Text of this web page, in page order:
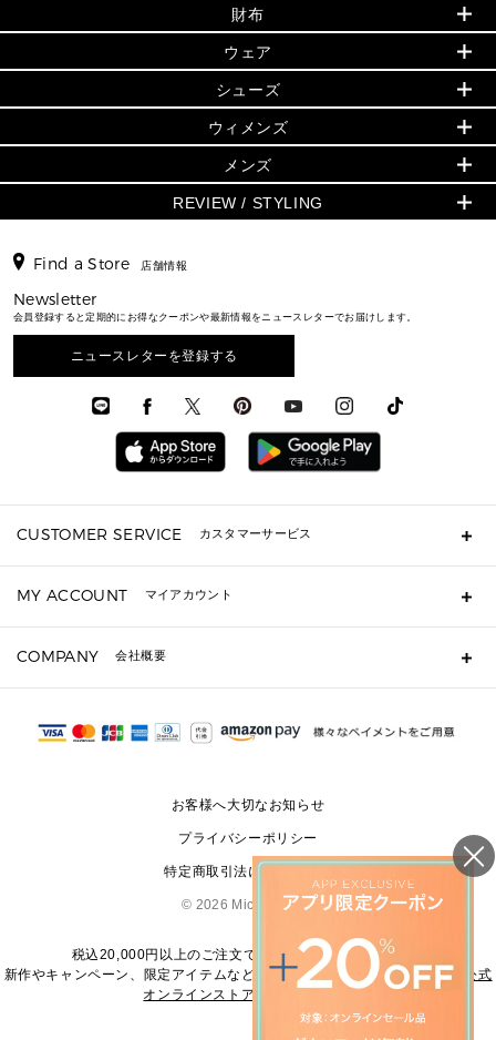
小物
シューズ・靴
ウェア
アクセサリー
時計
▶ メンズ
バッグ
時計
追加アイテム
▶ ウィメンズすべて(ウェア・シューズ除く)
バッグ
財布・小物
ウェア
シューズ
時計・ジュエリー
メンズ バッグ
メンズ 財布・小物
メンズ ウェア
メンズ 時計・その他
▶ すべて
▶ ウィメンズすべて
財布・小物
アクセサリー
フレグランス
シューズ
メンズ財布・小物
メンズアクセサリー
メンズシューズ
メンズウェア
人気の定番アイテム
日本限定 - バッグ
▶ ウィメンズすべて
トートバッグ
ショルダーバッグ
クロスボディ・斜め掛け
3 IN 1 / 2 IN 1 バッグ
▶ メンズすべて
財布
日本限定 - 財布・小物
▶ ウィメンズすべて
GREENWICH
折り財布(二つ折り・三つ折り)
長財布
お財布レビュー ▸
ウェア
▶ ウィメンズすべて
トップス
スカート・パンツ
ジャケット・アウター
シューズ
▶ ウィメンズすべて
サンダル
スニーカー
ウィメンズ
人気の定番アイテム
▶ ウィメンズすべて
▶ バッグすべて
通勤・通学アイテム
▶ 財布すべて
ミニ財布・フラグメントケース
折り財布(二つ折り・三つ折り)
長財布
▶ 小物すべて
キーケース
定期ケース・カードケース・名刺入れ
ポーチ
サンダル
パンプス・フラット
▶ アクセサリー(チャーム・ストラップ・サングラス)
▶ 時計
▶ ジュエリー
メンズ
▶ メンズすべて
シューズ・靴
ウェア
REVIEW / STYLING
エディターレビュー
Find a Store 店舗情報
Newsletter
会員登録すると定期的にお得なクーポンや最新情報をニュースレターでお届けします。
ニュースレターを登録する
CUSTOMER SERVICE カスタマーサービス
ギフト用にラッピングができますか？
ショッピングバッグを購入商品分送ってもらえますか？
注文後に完了メールが受信できないのですが？
サイズ交換はできますか？
MY ACCOUNT マイアカウント
COMPANY 会社概要
会社概要
お客様へ大切なお知らせ
プライバシーポリシー
特定商取引法に基づく表記
© 2026 Michael Kors
税込20,000円以上のご注文で送料無料にてお届けします
新作やキャンペーン、限定アイテムなどの最新情報は、 マイケル・コース公式
オンラインストア